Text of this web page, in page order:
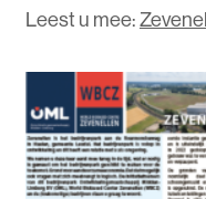
Leest u mee: